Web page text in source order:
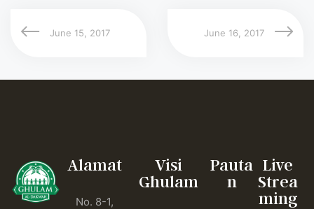
June 15, 2017 June 16, 2017
Alamat
No. 8-1,
Visi
Ghulam
Pauta
n
Live
Strea
ming